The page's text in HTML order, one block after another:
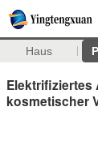
Haus
Elektrifiziertes
kosmetischer